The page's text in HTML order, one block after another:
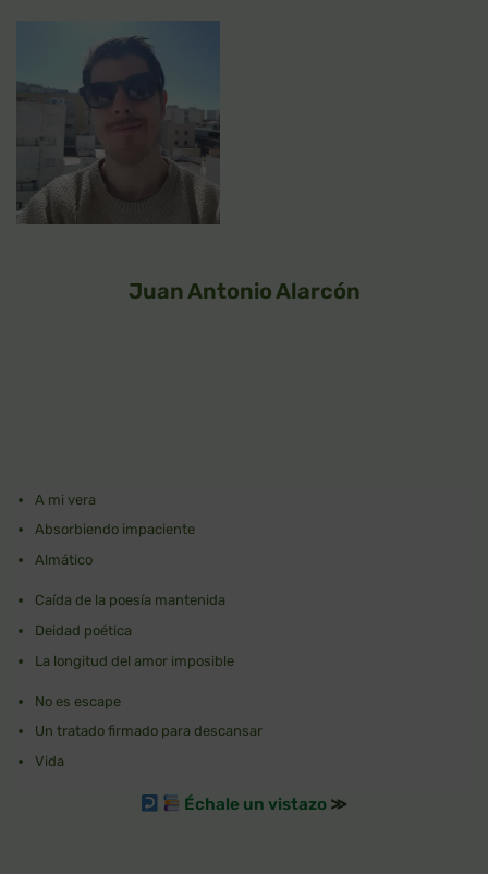
Juan Antonio Alarcón
A mi vera
Absorbiendo impaciente
Almático
Caída de la poesía mantenida
Deidad poética
La longitud del amor imposible
No es escape
Un tratado firmado para descansar
Vida
Échale un vistazo ≫